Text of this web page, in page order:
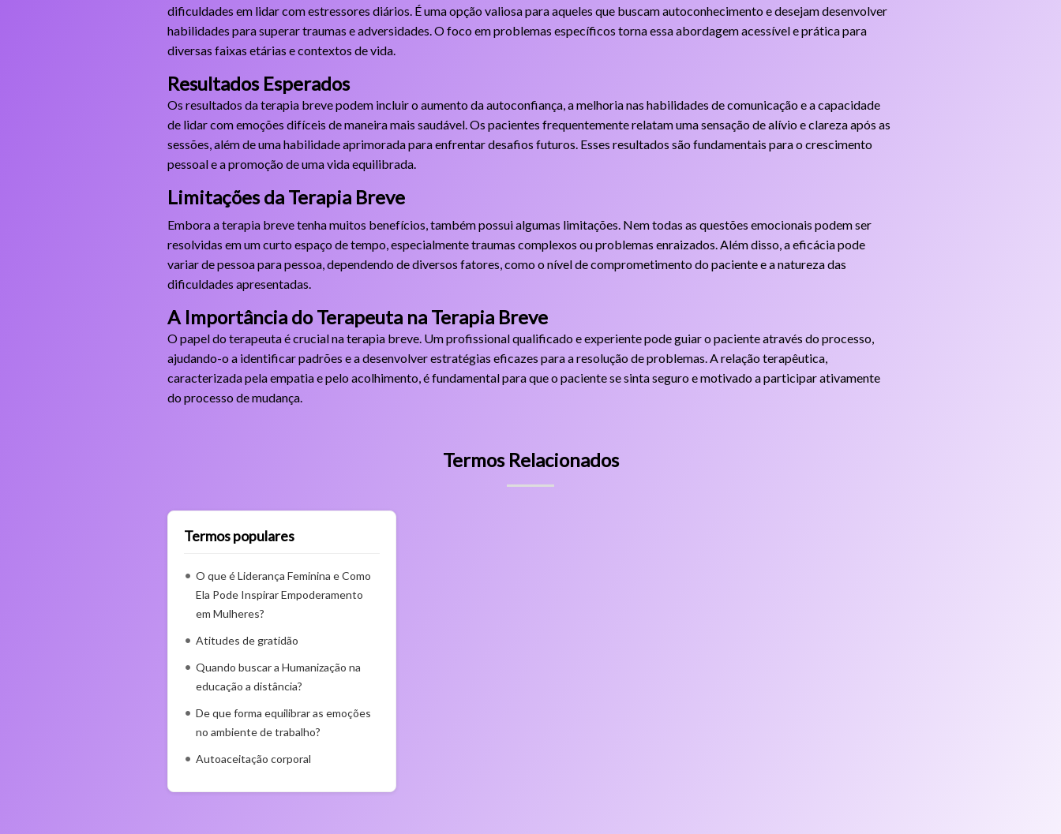
dificuldades em lidar com estressores diários. É uma opção valiosa para aqueles que buscam autoconhecimento e desejam desenvolver
habilidades para superar traumas e adversidades. O foco em problemas específicos torna essa abordagem acessível e prática para
diversas faixas etárias e contextos de vida.
Resultados Esperados
Os resultados da terapia breve podem incluir o aumento da autoconfiança, a melhoria nas habilidades de comunicação e a capacidade
de lidar com emoções difíceis de maneira mais saudável. Os pacientes frequentemente relatam uma sensação de alívio e clareza após as
sessões, além de uma habilidade aprimorada para enfrentar desafios futuros. Esses resultados são fundamentais para o crescimento
pessoal e a promoção de uma vida equilibrada.
Limitações da Terapia Breve
Embora a terapia breve tenha muitos benefícios, também possui algumas limitações. Nem todas as questões emocionais podem ser
resolvidas em um curto espaço de tempo, especialmente traumas complexos ou problemas enraizados. Além disso, a eficácia pode
variar de pessoa para pessoa, dependendo de diversos fatores, como o nível de comprometimento do paciente e a natureza das
dificuldades apresentadas.
A Importância do Terapeuta na Terapia Breve
O papel do terapeuta é crucial na terapia breve. Um profissional qualificado e experiente pode guiar o paciente através do processo,
ajudando-o a identificar padrões e a desenvolver estratégias eficazes para a resolução de problemas. A relação terapêutica,
caracterizada pela empatia e pelo acolhimento, é fundamental para que o paciente se sinta seguro e motivado a participar ativamente
do processo de mudança.
Termos Relacionados
Termos populares
O que é Liderança Feminina e Como
Ela Pode Inspirar Empoderamento
em Mulheres?
Atitudes de gratidão
Quando buscar a Humanização na
educação a distância?
De que forma equilibrar as emoções
no ambiente de trabalho?
Autoaceitação corporal